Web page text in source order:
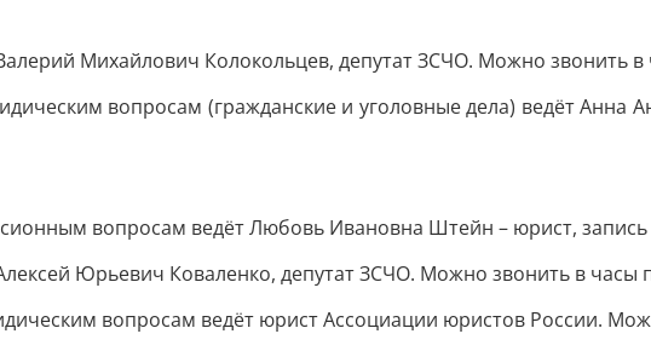
Михайлович Колокольцев, депутат ЗСЧО. Можно звонить
вопросам (гражданские и уголовные дела) ведёт
вопросам ведёт Любовь Ивановна Штейн – юрист, запись
Юрьевич Коваленко, депутат ЗСЧО. Можно звонить в часы
вопросам ведёт юрист Ассоциации юристов России.